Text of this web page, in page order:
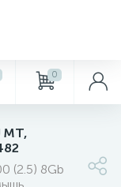
0
MT,
(2.5) 8Gb